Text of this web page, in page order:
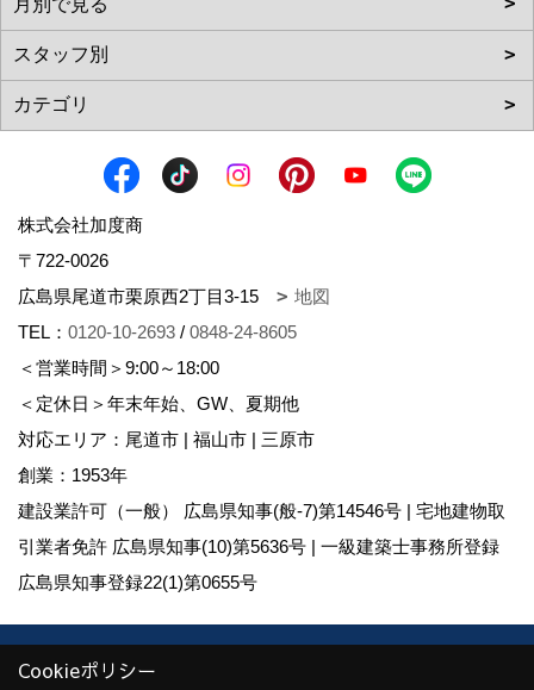
株式会社加度商
〒722-0026
広島県尾道市栗原西2丁目3-15
地図
TEL： 0120-10-2693 / 0848-24-8605
＜営業時間＞9:00～18:00
＜定休日＞年末年始、GW、夏期他
対応エリア：尾道市 | 福山市 | 三原市
創業：1953年
建設業許可（一般） 広島県知事(般-7)第14546号 | 宅地建物取
引業者免許 広島県知事(10)第5636号 | 一級建築士事務所登録
広島県知事登録22(1)第0655号
Produced byゴデスクリエイト
Cookieポリシー